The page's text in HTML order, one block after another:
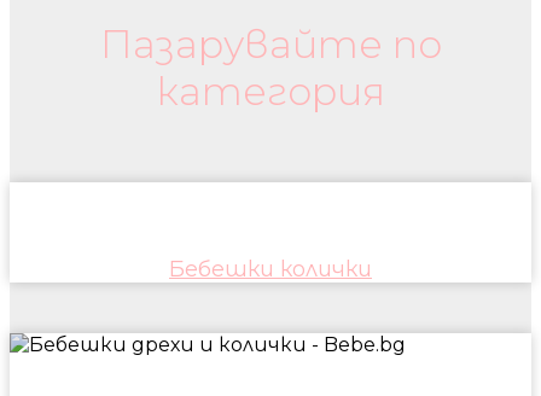
Пазарувайте по
категория
Бебешки колички